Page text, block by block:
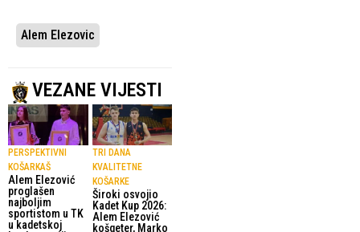
Alem Elezovic
VEZANE VIJESTI
PERSPEKTIVNI
KOŠARKAŠ
Alem Elezović
proglašen
najboljim
sportistom u TK
u kadetskoj
TRI DANA
KVALITETNE
KOŠARKE
Široki osvojio
Kadet Kup 2026:
Alem Elezović
košgeter, Marko